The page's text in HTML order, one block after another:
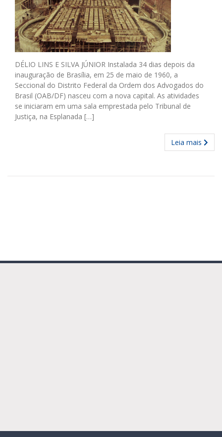
DÉLIO LINS E SILVA JÚNIOR Instalada 34 dias depois da
inauguração de Brasília, em 25 de maio de 1960, a
Seccional do Distrito Federal da Ordem dos Advogados do
Brasil (OAB/DF) nasceu com a nova capital. As atividades
se iniciaram em uma sala emprestada pelo Tribunal de
Justiça, na Esplanada […]
Leia mais